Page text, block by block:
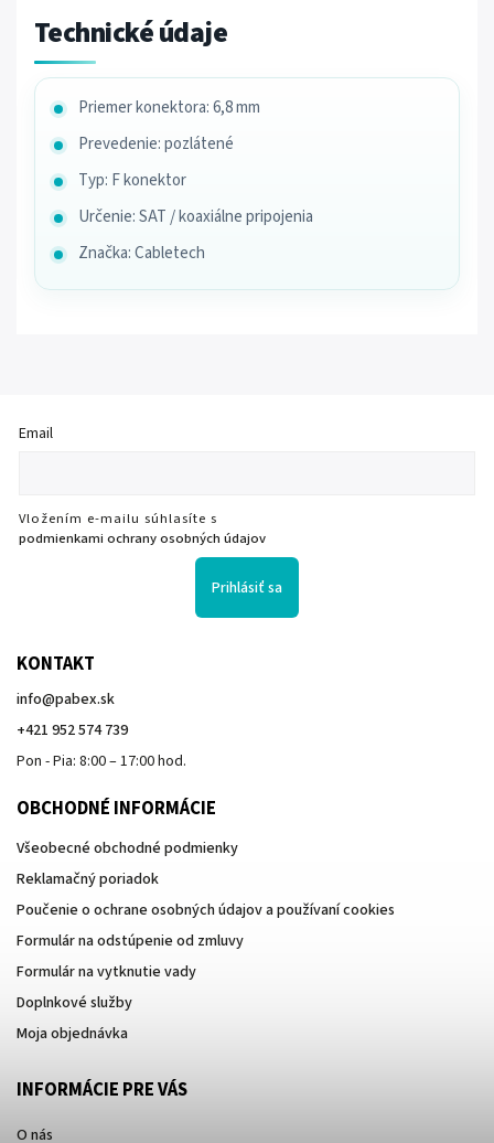
Technické údaje
Priemer konektora: 6,8 mm
Prevedenie: pozlátené
Typ: F konektor
Určenie: SAT / koaxiálne pripojenia
Značka: Cabletech
Email
Vložením e-mailu súhlasíte s
podmienkami ochrany osobných údajov
Prihlásiť sa
KONTAKT
info@pabex.sk
+421 952 574 739
Pon - Pia: 8:00 – 17:00 hod.
OBCHODNÉ INFORMÁCIE
Všeobecné obchodné podmienky
Reklamačný poriadok
Poučenie o ochrane osobných údajov a používaní cookies
Formulár na odstúpenie od zmluvy
Formulár na vytknutie vady
Doplnkové služby
Moja objednávka
INFORMÁCIE PRE VÁS
O nás